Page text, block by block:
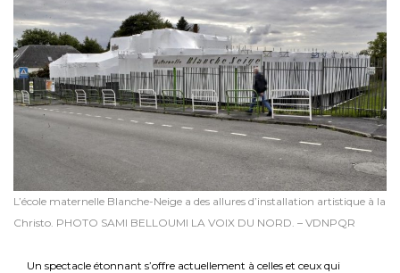
L’école maternelle Blanche-Neige a des allures d’installation artistique à la
Christo. PHOTO SAMI BELLOUMI LA VOIX DU NORD. – VDNPQR
Un spectacle étonnant s’offre actuellement à celles et ceux qui